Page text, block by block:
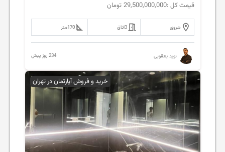
قیمت کل :29,500,000,000 تومان
هروی 3اتاق 170متر
نوید یعقوبی 234 روز پیش
خرید و فروش آپارتمان در تهران